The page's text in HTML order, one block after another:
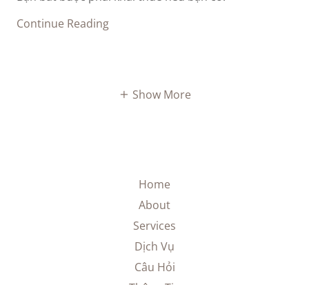
Continue Reading
Show More
Home
About
Services
Dịch Vụ
Câu Hỏi